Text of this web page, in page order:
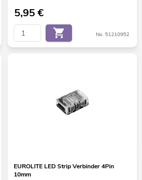
5,95€
No. 51210952
EUROLITE LED Strip Verbinder 4Pin
10mm